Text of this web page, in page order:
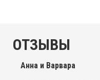
ОТЗЫВЫ
Анна и Варвара